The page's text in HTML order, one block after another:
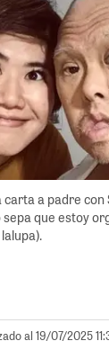
a padre con
que estoy
al 19/07/2025